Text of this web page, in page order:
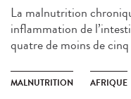
La malnutrition
inflammation de
quatre de moins de
MALNUTRITION AFRIQUE